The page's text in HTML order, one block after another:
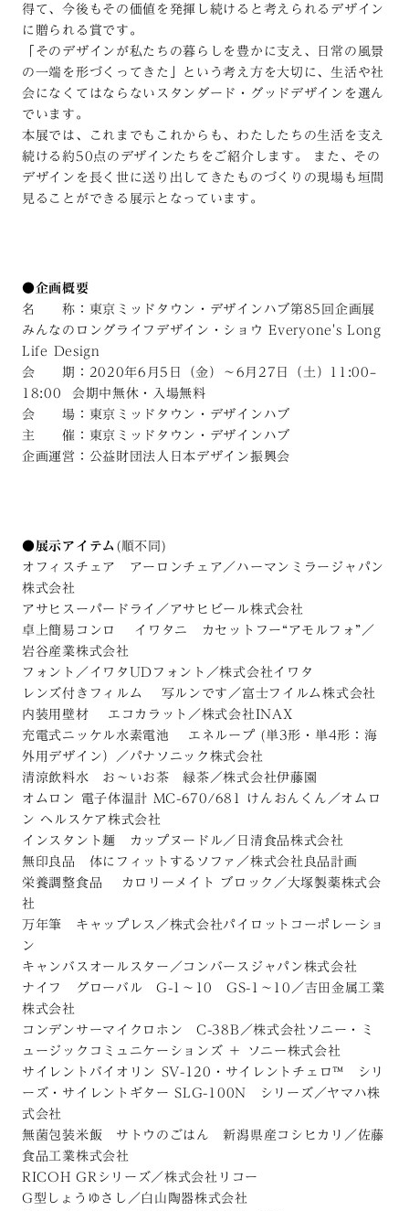
得て、今後もその価値を発揮し続けると考えられるデザイン
に贈られる賞です。
「そのデザインが私たちの暮らしを豊かに支え、日常の風景
の一端を形づくってきた」という考え方を大切に、生活や社
会になくてはならないスタンダード・グッドデザインを選ん
でいます。
本展では、これまでもこれからも、わたしたちの生活を支え
続ける約50点のデザインたちをご紹介します。 また、その
デザインを長く世に送り出してきたものづくりの現場も垣間
見ることができる展示となっています。
●企画概要
名 称：東京ミッドタウン・デザインハブ第85回企画展
みんなのロングライフデザイン・ショウ Everyone's Long
Life Design
会 期：2020年6月5日（金）～6月27日（土）11:00–
18:00 会期中無休・入場無料
会 場：東京ミッドタウン・デザインハブ
主 催：東京ミッドタウン・デザインハブ
企画運営：公益財団法人日本デザイン振興会
●展示アイテム (順不同)
オフィスチェア アーロンチェア／ハーマンミラージャパン
株式会社
アサヒスーパードライ／アサヒビール株式会社
卓上簡易コンロ イワタニ カセットフー“アモルフォ”／
岩谷産業株式会社
フォント／イワタUDフォント／株式会社イワタ
レンズ付きフィルム 写ルンです／富士フイルム株式会社
内装用壁材 エコカラット／株式会社INAX
充電式ニッケル水素電池 エネループ (単3形・単4形：海
外用デザイン）／パナソニック株式会社
清涼飲料水 お〜いお茶 緑茶／株式会社伊藤園
オムロン 電子体温計 MC-670/681 けんおんくん／オムロ
ン ヘルスケア株式会社
インスタント麺 カップヌードル／日清食品株式会社
無印良品 体にフィットするソファ／株式会社良品計画
栄養調整食品 カロリーメイト ブロック／大塚製薬株式会
社
万年筆 キャップレス／株式会社パイロットコーポレーショ
ン
キャンバスオールスター／コンバースジャパン株式会社
ナイフ グローバル G-1〜10 GS-1〜10／吉田金属工業
株式会社
コンデンサーマイクロホン C-38B／株式会社ソニー・ミ
ュージックコミュニケーションズ ＋ ソニー株式会社
サイレントバイオリン SV-120・サイレントチェロ™ シリ
ーズ・サイレントギター SLG-100N シリーズ／ヤマハ株
式会社
無菌包装米飯 サトウのごはん 新潟県産コシヒカリ／佐藤
食品工業株式会社
RICOH GRシリーズ／株式会社リコー
G型しょうゆさし／白山陶器株式会社